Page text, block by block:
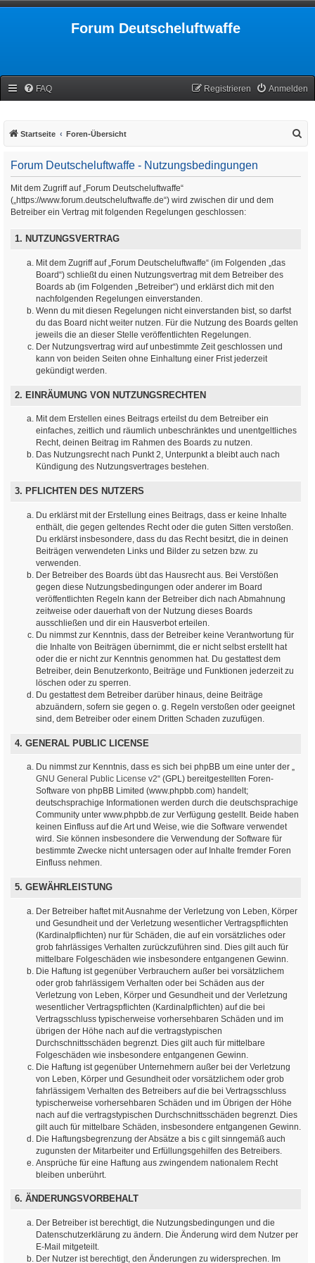
Forum Deutscheluftwaffe
FAQ Anmelden
Registrieren
Startseite Foren-Übersicht
Forum Deutscheluftwaffe - Nutzungsbedingungen
Mit dem Zugriff auf „Forum Deutscheluftwaffe“
(„https://www.forum.deutscheluftwaffe.de“) wird zwischen dir und dem
Betreiber ein Vertrag mit folgenden Regelungen geschlossen:
1. NUTZUNGSVERTRAG
Mit dem Zugriff auf „Forum Deutscheluftwaffe“ (im Folgenden „das
Board“) schließt du einen Nutzungsvertrag mit dem Betreiber des
Boards ab (im Folgenden „Betreiber“) und erklärst dich mit den
nachfolgenden Regelungen einverstanden.
Wenn du mit diesen Regelungen nicht einverstanden bist, so darfst
du das Board nicht weiter nutzen. Für die Nutzung des Boards gelten
jeweils die an dieser Stelle veröffentlichten Regelungen.
Der Nutzungsvertrag wird auf unbestimmte Zeit geschlossen und
kann von beiden Seiten ohne Einhaltung einer Frist jederzeit
gekündigt werden.
2. EINRÄUMUNG VON NUTZUNGSRECHTEN
Mit dem Erstellen eines Beitrags erteilst du dem Betreiber ein
einfaches, zeitlich und räumlich unbeschränktes und unentgeltliches
Recht, deinen Beitrag im Rahmen des Boards zu nutzen.
Das Nutzungsrecht nach Punkt 2, Unterpunkt a bleibt auch nach
Kündigung des Nutzungsvertrages bestehen.
3. PFLICHTEN DES NUTZERS
Du erklärst mit der Erstellung eines Beitrags, dass er keine Inhalte
enthält, die gegen geltendes Recht oder die guten Sitten verstoßen.
Du erklärst insbesondere, dass du das Recht besitzt, die in deinen
Beiträgen verwendeten Links und Bilder zu setzen bzw. zu
verwenden.
Der Betreiber des Boards übt das Hausrecht aus. Bei Verstößen
gegen diese Nutzungsbedingungen oder anderer im Board
veröffentlichten Regeln kann der Betreiber dich nach Abmahnung
zeitweise oder dauerhaft von der Nutzung dieses Boards
ausschließen und dir ein Hausverbot erteilen.
Du nimmst zur Kenntnis, dass der Betreiber keine Verantwortung für
die Inhalte von Beiträgen übernimmt, die er nicht selbst erstellt hat
oder die er nicht zur Kenntnis genommen hat. Du gestattest dem
Betreiber, dein Benutzerkonto, Beiträge und Funktionen jederzeit zu
löschen oder zu sperren.
Du gestattest dem Betreiber darüber hinaus, deine Beiträge
abzuändern, sofern sie gegen o. g. Regeln verstoßen oder geeignet
sind, dem Betreiber oder einem Dritten Schaden zuzufügen.
4. GENERAL PUBLIC LICENSE
Du nimmst zur Kenntnis, dass es sich bei phpBB um eine unter der „
GNU General Public License v2“ (GPL) bereitgestellten Foren-
Software von phpBB Limited (www.phpbb.com) handelt;
deutschsprachige Informationen werden durch die deutschsprachige
Community unter www.phpbb.de zur Verfügung gestellt. Beide haben
keinen Einfluss auf die Art und Weise, wie die Software verwendet
wird. Sie können insbesondere die Verwendung der Software für
bestimmte Zwecke nicht untersagen oder auf Inhalte fremder Foren
Einfluss nehmen.
5. GEWÄHRLEISTUNG
Der Betreiber haftet mit Ausnahme der Verletzung von Leben, Körper
und Gesundheit und der Verletzung wesentlicher Vertragspflichten
(Kardinalpflichten) nur für Schäden, die auf ein vorsätzliches oder
grob fahrlässiges Verhalten zurückzuführen sind. Dies gilt auch für
mittelbare Folgeschäden wie insbesondere entgangenen Gewinn.
Die Haftung ist gegenüber Verbrauchern außer bei vorsätzlichem
oder grob fahrlässigem Verhalten oder bei Schäden aus der
Verletzung von Leben, Körper und Gesundheit und der Verletzung
wesentlicher Vertragspflichten (Kardinalpflichten) auf die bei
Vertragsschluss typischerweise vorhersehbaren Schäden und im
übrigen der Höhe nach auf die vertragstypischen
Durchschnittsschäden begrenzt. Dies gilt auch für mittelbare
Folgeschäden wie insbesondere entgangenen Gewinn.
Die Haftung ist gegenüber Unternehmern außer bei der Verletzung
von Leben, Körper und Gesundheit oder vorsätzlichem oder grob
fahrlässigem Verhalten des Betreibers auf die bei Vertragsschluss
typischerweise vorhersehbaren Schäden und im Übrigen der Höhe
nach auf die vertragstypischen Durchschnittsschäden begrenzt. Dies
gilt auch für mittelbare Schäden, insbesondere entgangenen Gewinn.
Die Haftungsbegrenzung der Absätze a bis c gilt sinngemäß auch
zugunsten der Mitarbeiter und Erfüllungsgehilfen des Betreibers.
Ansprüche für eine Haftung aus zwingendem nationalem Recht
bleiben unberührt.
6. ÄNDERUNGSVORBEHALT
Der Betreiber ist berechtigt, die Nutzungsbedingungen und die
Datenschutzerklärung zu ändern. Die Änderung wird dem Nutzer per
E-Mail mitgeteilt.
Der Nutzer ist berechtigt, den Änderungen zu widersprechen. Im